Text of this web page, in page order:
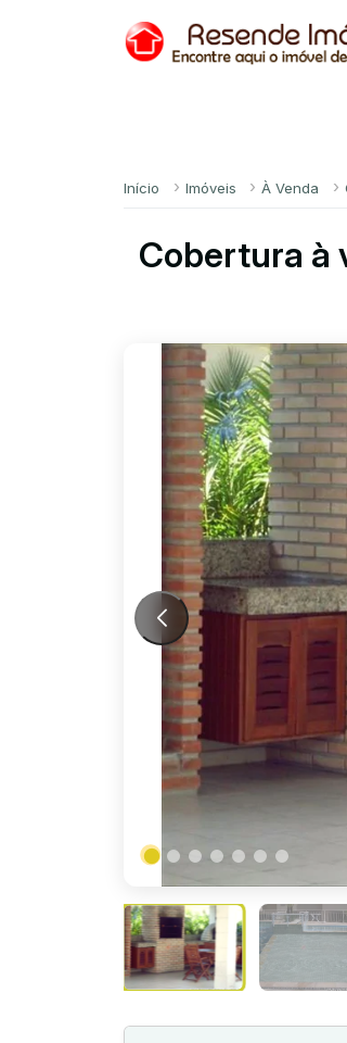
Início Imóveis À Venda
Cobertura à